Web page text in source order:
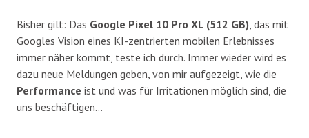
Bisher gilt: Das Google Pixel 10 Pro XL (512 GB), das mit
Googles Vision eines KI-zentrierten mobilen Erlebnisses
immer näher kommt, teste ich durch. Immer wieder wird es
dazu neue Meldungen geben, von mir aufgezeigt, wie die
Performance ist und was für Irritationen möglich sind, die
uns beschäftigen…